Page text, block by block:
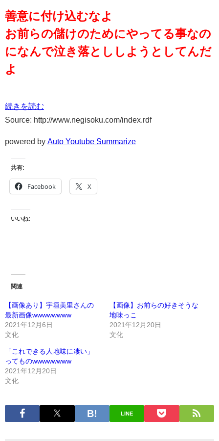
善意に付け込むなよ
お前らの儲けのためにやってる事なの
になんで泣き落とししようとしてんだ
よ
続きを読む
Source: http://www.negisoku.com/index.rdf
powered by Auto Youtube Summarize
共有:
Facebook X
いいね:
関連
【画像あり】宇垣美里さんの
最新画像wwwwwwww
2021年12月6日
文化
【画像】お前らの好きそうな
地味っこ
2021年12月20日
文化
「これできる人地味に凄い」
ってものwwwwwwww
2021年12月20日
文化
LINE